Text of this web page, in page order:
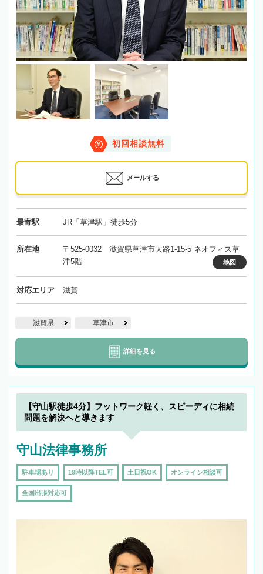
初回相談無料
メールする
最寄駅 JR「草津駅」徒歩5分
所在地
〒525-0032 滋賀県草津市大路1-15-5 ネオフィス草
津5階
地図
対応エリア 滋賀
滋賀県 草津市
詳細を見る
【守山駅徒歩4分】フットワーク軽く、スピーディに相続
問題を解決へと導きます
守山法律事務所
駐車場あり 19時以降TEL可 土日祝OK オンライン相談可
全国出張対応可